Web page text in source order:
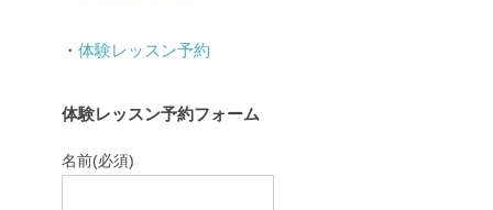
・ 体験レッスン予約
体験レッスン予約フォーム
名前(必須)